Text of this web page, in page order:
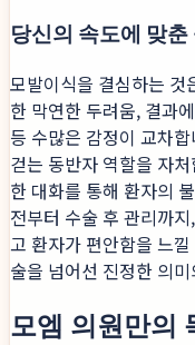
당신의 속도에 맞
모발이식을 결심하는 것
한 막연한 두려움, 결과
등 수많은 감정이 교차
걷는 동반자 역할을 자
한 대화를 통해 환자의
전부터 수술 후 관리까
고 환자가 편안함을 느
술을 넘어선 진정한 의
모엠 의원만의